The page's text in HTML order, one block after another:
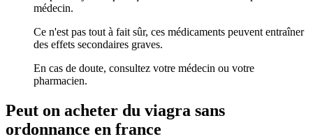
médecin.
Ce n'est pas tout à fait sûr, ces médicaments peuvent entraîner
des effets secondaires graves.
En cas de doute, consultez votre médecin ou votre
pharmacien.
Peut on acheter du viagra sans
ordonnance en france